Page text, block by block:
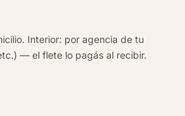
Interior: por agencia de tu
— el flete lo pagás al recibir.